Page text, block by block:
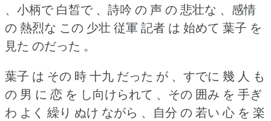
、小柄で 白皙で 、詩吟 の 声 の 悲壮な 、感情
の 熱烈な この 少壮 従軍 記者 は 始めて 葉子 を
見た のだった 。
葉子 は その 時 十九 だった が 、すでに 幾 人 も
の 男 に 恋 を し向けられて 、その 囲み を 手ぎ
わ よく 繰り ぬけ ながら 、自分 の 若い 心 を 楽